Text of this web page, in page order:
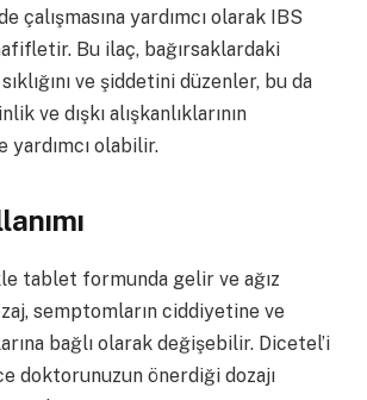
çalışmasına yardımcı olarak IBS
Bu ilaç, bağırsaklardaki
ve şiddetini düzenler, bu da
ve dışkı alışkanlıklarının
yardımcı olabilir.
tablet formunda gelir ve ağız
semptomların ciddiyetine ve
bağlı olarak değişebilir. Dicetel’i
doktorunuzun önerdiği dozajı